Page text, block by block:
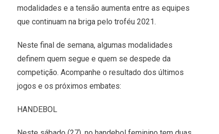
modalidades e a tensão aumenta entre as equipes
que continuam na briga pelo troféu 2021.
Neste final de semana, algumas modalidades
definem quem segue e quem se despede da
competição. Acompanhe o resultado dos últimos
jogos e os próximos embates:
HANDEBOL